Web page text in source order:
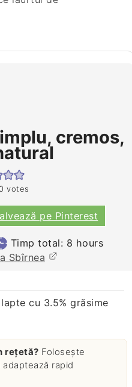
cremos,
votes
pe Pinterest
Timp total: 8 hours
hours
Sbîrnea
cu 3.5% grăsime
rețetă? Folosește
adaptează rapid